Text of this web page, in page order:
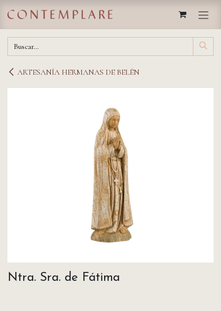
ARTESANÍA HERMANAS DE BELÉN
Ntra. Sra. de Fátima